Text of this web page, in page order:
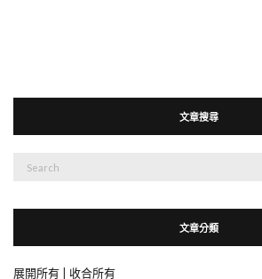
文章搜尋
文章分類
展開所有
收合所有